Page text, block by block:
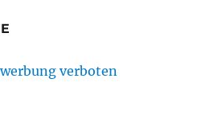
verboten